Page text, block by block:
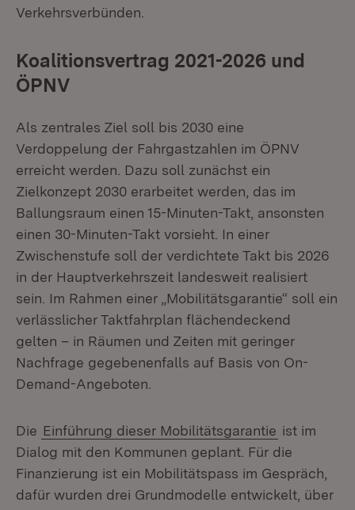
Verkehrsverbünden.
Koalitionsvertrag 2021-2026 und
ÖPNV
Als zentrales Ziel soll bis 2030 eine
Verdoppelung der Fahrgastzahlen im ÖPNV
erreicht werden. Dazu soll zunächst ein
Zielkonzept 2030 erarbeitet werden, das im
Ballungsraum einen 15-Minuten-Takt, ansonsten
einen 30-Minuten-Takt vorsieht. In einer
Zwischenstufe soll der verdichtete Takt bis 2026
in der Hauptverkehrszeit landesweit realisiert
sein. Im Rahmen einer „Mobilitätsgarantie“ soll ein
verlässlicher Taktfahrplan flächendeckend
gelten – in Räumen und Zeiten mit geringer
Nachfrage gegebenenfalls auf Basis von On-
Demand-Angeboten.
Die Einführung dieser Mobilitätsgarantie ist im
Dialog mit den Kommunen geplant. Für die
Finanzierung ist ein Mobilitätspass im Gespräch,
dafür wurden drei Grundmodelle entwickelt, über